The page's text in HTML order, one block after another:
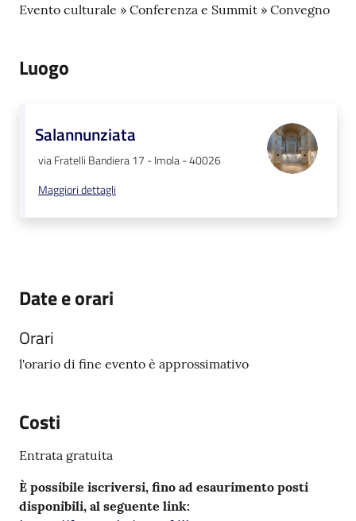
Evento culturale » Conferenza e Summit » Convegno
Luogo
Salannunziata
via Fratelli Bandiera 17 - Imola - 40026
Maggiori dettagli
Date e orari
Orari
l'orario di fine evento è approssimativo
Costi
Entrata gratuita
È possibile iscriversi, fino ad esaurimento posti
disponibili, al seguente link: